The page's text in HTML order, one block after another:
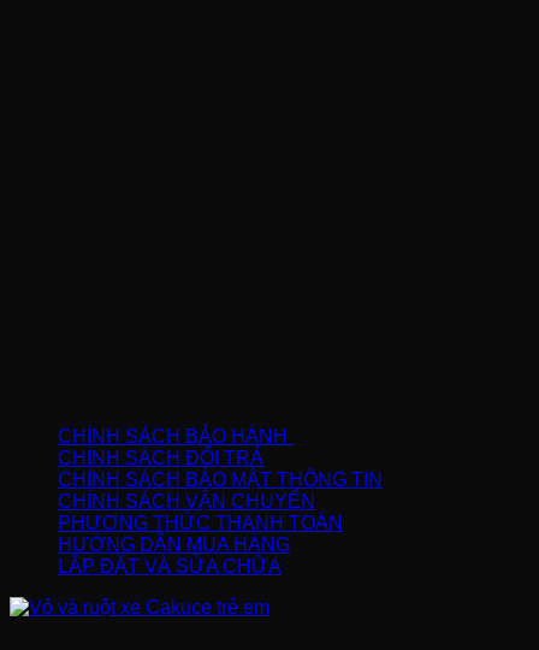
CHÍNH SÁCH BẢO HÀNH
CHÍNH SÁCH ĐỔI TRẢ
CHÍNH SÁCH BẢO MẬT THÔNG TIN
CHÍNH SÁCH VẬN CHUYỂN
PHƯƠNG THỨC THANH TOÁN
HƯỚNG DẪN MUA HÀNG
LẮP ĐẶT VÀ SỬA CHỮA